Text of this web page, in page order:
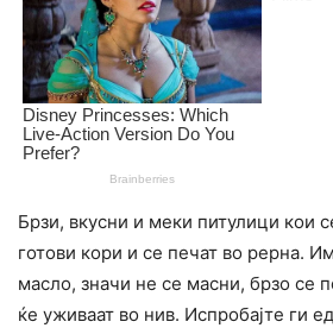
Брзи, вкусни и меки питулици кои
готови кори и се печат во рерна.
масло, значи не се масни, брзо се
ќе уживаат во нив. Испробајте ги